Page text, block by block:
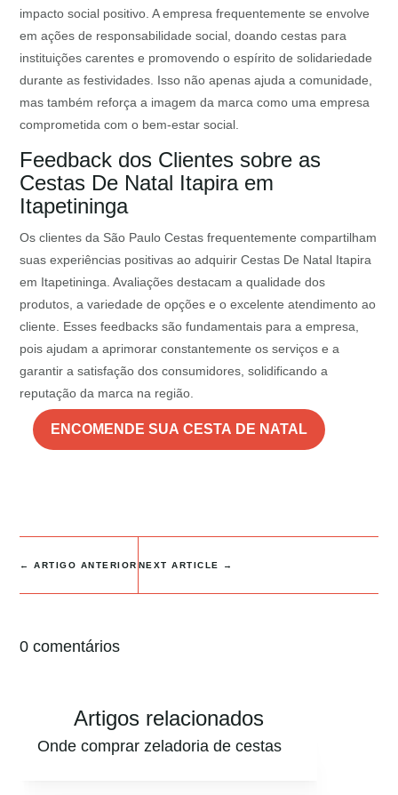
impacto social positivo. A empresa frequentemente se envolve
em ações de responsabilidade social, doando cestas para
instituições carentes e promovendo o espírito de solidariedade
durante as festividades. Isso não apenas ajuda a comunidade,
mas também reforça a imagem da marca como uma empresa
comprometida com o bem-estar social.
Feedback dos Clientes sobre as
Cestas De Natal Itapira em
Itapetininga
Os clientes da São Paulo Cestas frequentemente compartilham
suas experiências positivas ao adquirir Cestas De Natal Itapira
em Itapetininga. Avaliações destacam a qualidade dos
produtos, a variedade de opções e o excelente atendimento ao
cliente. Esses feedbacks são fundamentais para a empresa,
pois ajudam a aprimorar constantemente os serviços e a
garantir a satisfação dos consumidores, solidificando a
reputação da marca na região.
ENCOMENDE SUA CESTA DE NATAL
←ARTIGO ANTERIOR NEXT ARTICLE →
0 comentários
Artigos relacionados
Onde comprar zeladoria de cestas